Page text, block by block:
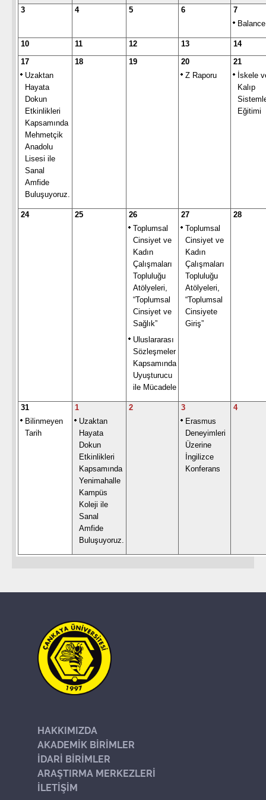
3 4 5 6
7
Balance
10 11 12 13
14
17
Uzaktan
Hayata
Dokun
Etkinlikleri
Kapsamında
Mehmetçik
Anadolu
Lisesi ile
Sanal
Amfide
Buluşuyoruz.
18 19
20
Z Raporu
21
İskele
Kalıp
Eğitimi
24 25
26
Toplumsal
Cinsiyet ve
Kadın
Çalışmaları
Topluluğu
Atölyeleri,
“Toplumsal
Cinsiyet ve
Sağlık”
Uluslararası
Sözleşmeler
Kapsamında
Uyuşturucu
ile Mücadele
27
Toplumsal
Cinsiyet ve
Kadın
Çalışmaları
Topluluğu
Atölyeleri,
“Toplumsal
Cinsiyete
Giriş”
28
31
Bilinmeyen
Tarih
1
Uzaktan
Hayata
Dokun
Etkinlikleri
Kapsamında
Yenimahalle
Kampüs
Koleji ile
Sanal
Amfide
Buluşuyoruz.
2
3
Erasmus
Deneyimleri
Üzerine
İngilizce
Konferans
4
HAKKIMIZDA
AKADEMİK BİRİMLER
İDARİ BİRİMLER
ARAŞTIRMA MERKEZLERİ
İLETİŞİM